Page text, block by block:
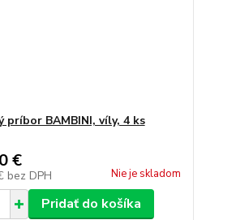
príbor BAMBINI, víly, 4 ks
€
bez DPH Nie je skladom
Pridať do košíka